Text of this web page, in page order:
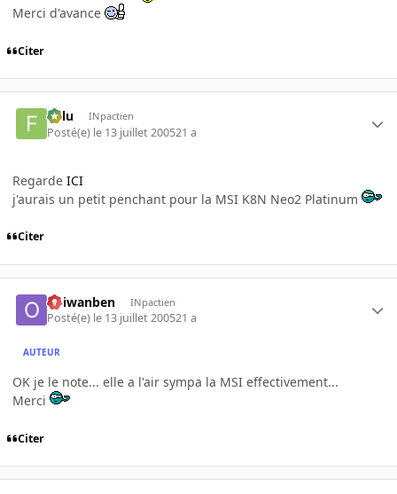
Merci d'avance
Citer
Fulu INpactien
Posté(e) le 13 juillet 200521 a
Regarde ICI
j'aurais un petit penchant pour la MSI K8N Neo2 Platinum
Citer
obiwanben INpactien
Posté(e) le 13 juillet 200521 a
AUTEUR
OK je le note... elle a l'air sympa la MSI effectivement...
Merci
Citer